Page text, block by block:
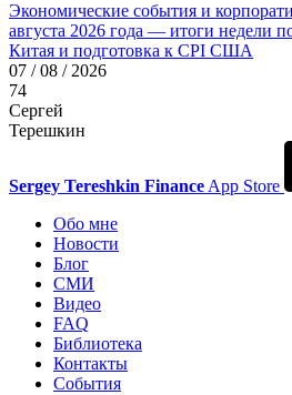
Экономические события и
августа 2026 года — итоги недели
Китая и подготовка к CPI США
07 / 08 / 2026
74
Сергей
Терешкин
Sergey Tereshkin FinanceApp Store
Обо мне
Новости
Блог
СМИ
Видео
FAQ
Библиотека
Контакты
События